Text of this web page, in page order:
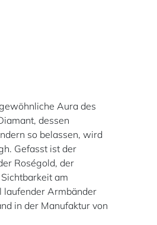
Aura des
dessen
so belassen, wird
Gefasst ist der
Roségold, der
am
laufender Armbänder
in der Manufaktur von